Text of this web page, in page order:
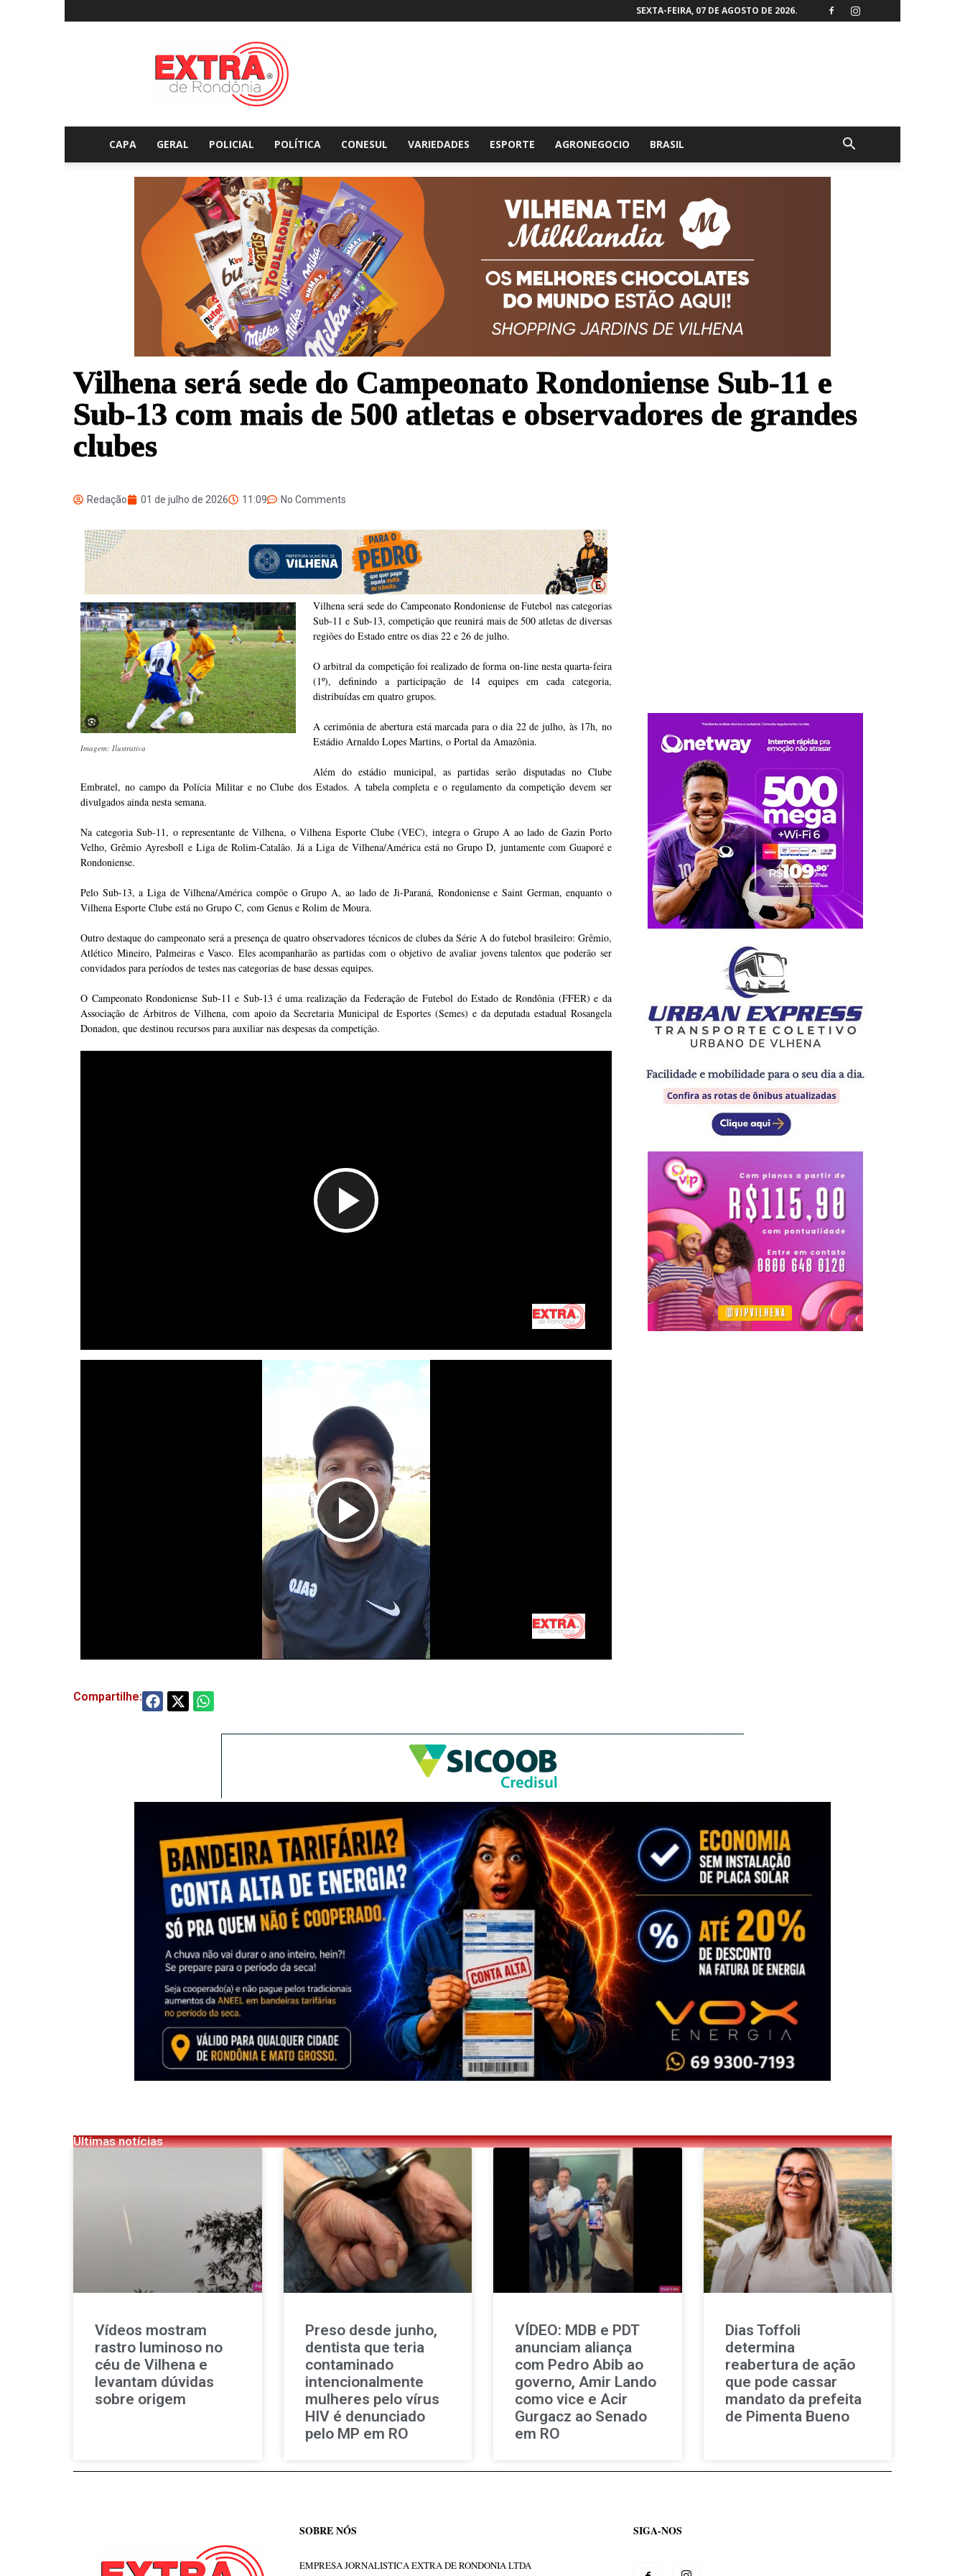
SEXTA-FEIRA, 07 DE AGOSTO DE 2026.
Extraderondonia.com.br
CAPA GERAL POLICIAL POLÍTICA CONESUL VARIEDADES ESPORTE AGRONEGOCIO BRASIL
Vilhena será sede do Campeonato Rondoniense Sub-11 e
Sub-13 com mais de 500 atletas e observadores de grandes
clubes
Redação 01 de julho de 2026 11:09 No Comments
Imagem: Ilustrativa
Vilhena será sede do Campeonato Rondoniense de Futebol nas categorias
Sub-11 e Sub-13, competição que reunirá mais de 500 atletas de diversas
regiões do Estado entre os dias 22 e 26 de julho.
O arbitral da competição foi realizado de forma on-line nesta quarta-feira
(1º), definindo a participação de 14 equipes em cada categoria,
distribuídas em quatro grupos.
A cerimônia de abertura está marcada para o dia 22 de julho, às 17h, no
Estádio Arnaldo Lopes Martins, o Portal da Amazônia.
Além do estádio municipal, as partidas serão disputadas no Clube
Embratel, no campo da Polícia Militar e no Clube dos Estados. A tabela completa e o regulamento da competição devem ser
divulgados ainda nesta semana.
Na categoria Sub-11, o representante de Vilhena, o Vilhena Esporte Clube (VEC), integra o Grupo A ao lado de Gazin Porto
Velho, Grêmio Ayresboll e Liga de Rolim-Catalão. Já a Liga de Vilhena/América está no Grupo D, juntamente com Guaporé e
Rondoniense.
Pelo Sub-13, a Liga de Vilhena/América compõe o Grupo A, ao lado de Ji-Paraná, Rondoniense e Saint German, enquanto o
Vilhena Esporte Clube está no Grupo C, com Genus e Rolim de Moura.
Outro destaque do campeonato será a presença de quatro observadores técnicos de clubes da Série A do futebol brasileiro: Grêmio,
Atlético Mineiro, Palmeiras e Vasco. Eles acompanharão as partidas com o objetivo de avaliar jovens talentos que poderão ser
convidados para períodos de testes nas categorias de base dessas equipes.
O Campeonato Rondoniense Sub-11 e Sub-13 é uma realização da Federação de Futebol do Estado de Rondônia (FFER) e da
Associação de Árbitros de Vilhena, com apoio da Secretaria Municipal de Esportes (Semes) e da deputada estadual Rosangela
Donadon, que destinou recursos para auxiliar nas despesas da competição.
Tocar
Tocar
Compartilhe:
Últimas notícias
Vídeos mostram
rastro luminoso no
céu de Vilhena e
levantam dúvidas
sobre origem
Preso desde junho,
dentista que teria
contaminado
intencionalmente
mulheres pelo vírus
HIV é denunciado
pelo MP em RO
VÍDEO: MDB e PDT
anunciam aliança
com Pedro Abib ao
governo, Amir Lando
como vice e Acir
Gurgacz ao Senado
em RO
Dias Toffoli
determina
reabertura de ação
que pode cassar
mandato da prefeita
de Pimenta Bueno
SOBRE NÓS
EMPRESA JORNALISTICA EXTRA DE RONDONIA LTDA
SIGA-NOS